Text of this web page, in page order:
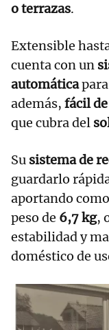
o terrazas.
Extensible
cuenta con un
automáticapara
además, fácil
que cubra del
Su sistema de
guardarlo
aportando
peso de 6,7 kg,
estabilidad y
doméstico de